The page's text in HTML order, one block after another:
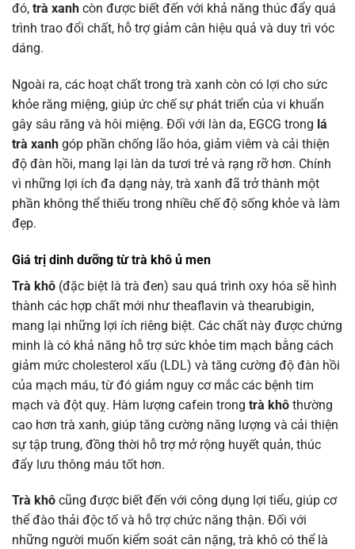
đó, trà xanh còn được biết đến với khả năng thúc đẩy quá
trình trao đổi chất, hỗ trợ giảm cân hiệu quả và duy trì vóc
dáng.
Ngoài ra, các hoạt chất trong trà xanh còn có lợi cho sức
khỏe răng miệng, giúp ức chế sự phát triển của vi khuẩn
gây sâu răng và hôi miệng. Đối với làn da, EGCG trong lá
trà xanh góp phần chống lão hóa, giảm viêm và cải thiện
độ đàn hồi, mang lại làn da tươi trẻ và rạng rỡ hơn. Chính
vì những lợi ích đa dạng này, trà xanh đã trở thành một
phần không thể thiếu trong nhiều chế độ sống khỏe và làm
đẹp.
Giá trị dinh dưỡng từ trà khô ủ men
Trà khô (đặc biệt là trà đen) sau quá trình oxy hóa sẽ hình
thành các hợp chất mới như theaflavin và thearubigin,
mang lại những lợi ích riêng biệt. Các chất này được chứng
minh là có khả năng hỗ trợ sức khỏe tim mạch bằng cách
giảm mức cholesterol xấu (LDL) và tăng cường độ đàn hồi
của mạch máu, từ đó giảm nguy cơ mắc các bệnh tim
mạch và đột quỵ. Hàm lượng cafein trong trà khô thường
cao hơn trà xanh, giúp tăng cường năng lượng và cải thiện
sự tập trung, đồng thời hỗ trợ mở rộng huyết quản, thúc
đẩy lưu thông máu tốt hơn.
Trà khô cũng được biết đến với công dụng lợi tiểu, giúp cơ
thể đào thải độc tố và hỗ trợ chức năng thận. Đối với
những người muốn kiểm soát cân nặng, trà khô có thể là